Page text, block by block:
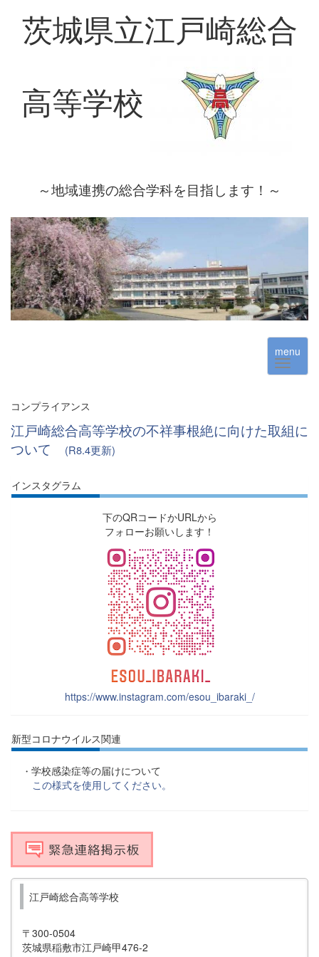
茨城県立江戸崎総合
高等学校
～地域連携の総合学科を目指します！～
menu
コンプライアンス
江戸崎総合高等学校の不祥事根絶に向けた取組に
ついて
(R8.4更新)
インスタグラム
下のQRコードかURLから
フォローお願いします！
https://www.instagram.com/esou_ibaraki_/
新型コロナウイルス関連
・ 学校感染症等の届けについて
この様式を使用してください。
江戸崎総合高等学校
〒300-0504
茨城県稲敷市江戸崎甲476-2